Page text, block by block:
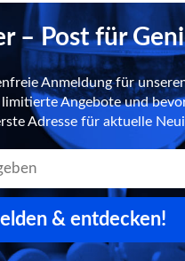
– Post für
Anmeldung für
Angebote und
Adresse für aktuelle
& entdecken!